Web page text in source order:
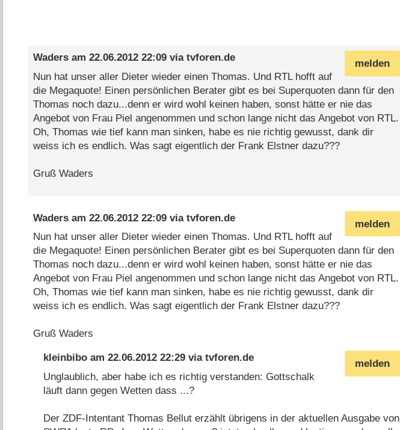
melden
Wadersam 22.06.2012 22:09via tvforen.de
Nun hat unser aller Dieter wieder einen Thomas. Und RTL hofft auf
die Megaquote! Einen persönlichen Berater gibt es bei Superquoten dann für den
Thomas noch dazu...denn er wird wohl keinen haben, sonst hätte er nie das
Angebot von Frau Piel angenommen und schon lange nicht das Angebot von RTL.
Oh, Thomas wie tief kann man sinken, habe es nie richtig gewusst, dank dir
weiss ich es endlich. Was sagt eigentlich der Frank Elstner dazu???
Gruß Waders
melden
Wadersam 22.06.2012 22:09via tvforen.de
Nun hat unser aller Dieter wieder einen Thomas. Und RTL hofft auf
die Megaquote! Einen persönlichen Berater gibt es bei Superquoten dann für den
Thomas noch dazu...denn er wird wohl keinen haben, sonst hätte er nie das
Angebot von Frau Piel angenommen und schon lange nicht das Angebot von RTL.
Oh, Thomas wie tief kann man sinken, habe es nie richtig gewusst, dank dir
weiss ich es endlich. Was sagt eigentlich der Frank Elstner dazu???
Gruß Waders
melden
kleinbiboam 22.06.2012 22:29via tvforen.de
Unglaublich, aber habe ich es richtig verstanden: Gottschalk
läuft dann gegen Wetten dass ...?
Der ZDF-Intentant Thomas Bellut erzählt übrigens in der aktuellen Ausgabe von